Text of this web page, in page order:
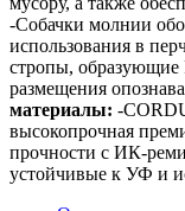
-Собачки молнии
использования в
стропы, образующие
размещения
материалы: -
высокопрочная
прочности c ИК-
устойчивые к УФ и